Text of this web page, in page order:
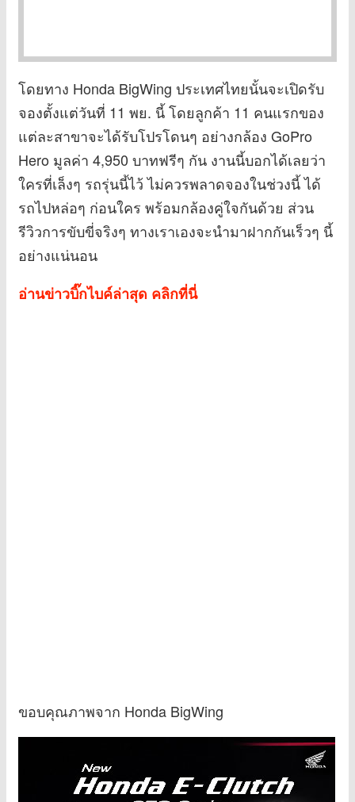
โดยทาง Honda BigWing ประเทศไทยนั้นจะเปิดรับ
จองตั้งแต่วันที่ 11 พย. นี้ โดยลูกค้า 11 คนแรกของ
แต่ละสาขาจะได้รับโปรโดนๆ อย่างกล้อง GoPro
Hero มูลค่า 4,950 บาทฟรีๆ กัน งานนี้บอกได้เลยว่า
ใครที่เล็งๆ รถรุ่นนี้ไว้ ไม่ควรพลาดจองในช่วงนี้ ได้
รถไปหล่อๆ ก่อนใคร พร้อมกล้องคู่ใจกันด้วย ส่วน
รีวิวการขับขี่จริงๆ ทางเราเองจะนำมาฝากกันเร็วๆ นี้
อย่างแน่นอน
อ่านข่าวบิ๊กไบค์ล่าสุด คลิกที่นี่
ขอบคุณภาพจาก Honda BigWing